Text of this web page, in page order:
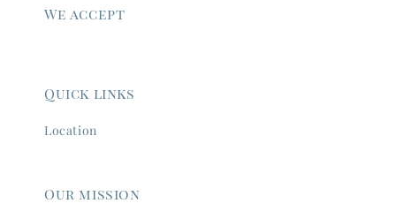
We accept
Quick links
Location
Our mission